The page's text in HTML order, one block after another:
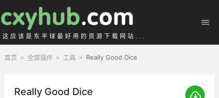
这应该是东半球最好用的资源下载网站...
首页 > 全部插件 > 工具 > Really Good Dice
Really Good Dice